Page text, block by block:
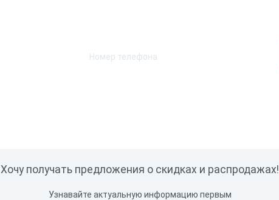
Хочу получать предложения о скидках и распродажах!
Узнавайте актуальную информацию первым